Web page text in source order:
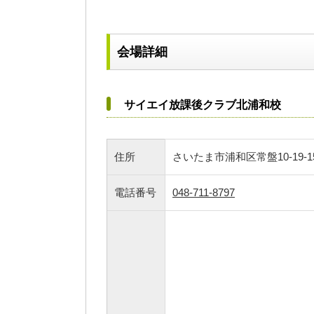
会場詳細
サイエイ放課後クラブ北浦和校
住所 さいたま市浦和区常盤10-19-
電話番号 048-711-8797